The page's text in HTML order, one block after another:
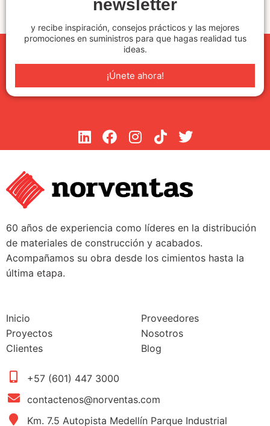
newsletter
y recibe inspiración, consejos prácticos y las mejores
promociones en suministros para que hagas realidad tus
ideas.
¡Únete ahora!
60 años de experiencia como líderes en la distribución
de materiales de construcción y acabados.
Acompañamos su obra desde los cimientos hasta la
última etapa.
Inicio
Proyectos
Clientes
Proveedores
Nosotros
Blog
+57 (601) 447 3000
contactenos@norventas.com
Km. 7.5 Autopista Medellín Parque Industrial